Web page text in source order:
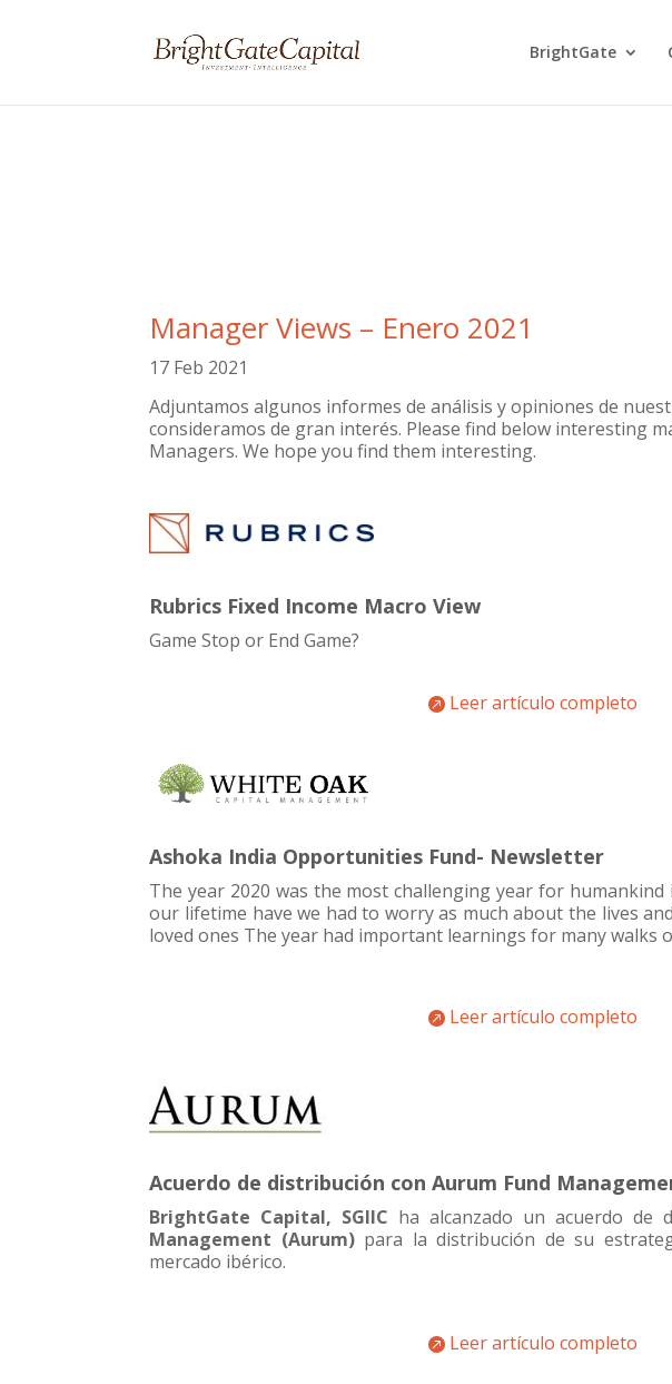
BrightGate
Manager Views – Enero 2021
17 Feb 2021
Adjuntamos algunos informes de análisis y opiniones de
consideramos de gran interés. Please find below interesting
Managers. We hope you find them interesting.
Rubrics Fixed Income Macro View
Game Stop or End Game?
Leer artículo completo
Ashoka India Opportunities Fund- Newsletter
The year 2020 was the most challenging year for
our lifetime have we had to worry as much about the lives
loved ones The year had important learnings for many walks
Leer artículo completo
Acuerdo de distribución con Aurum Fund
BrightGate Capital, SGIIC ha alcanzado un acuerdo de
Management (Aurum)para la distribución de su
mercado ibérico.
Leer artículo completo